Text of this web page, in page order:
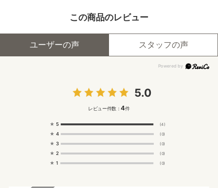
この商品のレビュー
ユーザーの声 スタッフの声
5.0
レビュー件数：4件
★ 5 (4)
★ 4 (0)
★ 3 (0)
★ 2 (0)
★ 1 (0)